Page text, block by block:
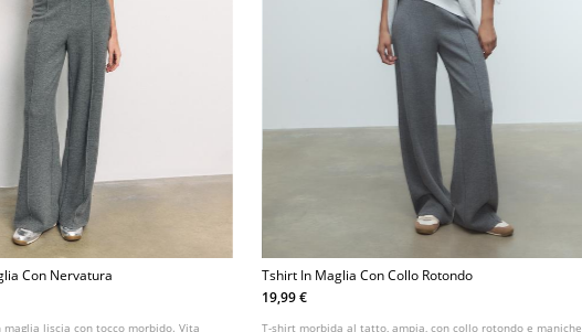
Con Nervatura
liscia con tocco morbido. Vita
Tshirt In Maglia Con Collo Rotondo
19,99 €
T-shirt morbida al tatto, ampia, con collo rotondo e maniche